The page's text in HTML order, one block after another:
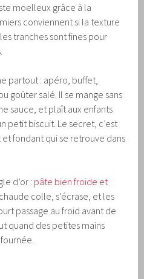
moelleux grâce à la
conviennent si la texture
tranches sont fines pour
partout : apéro, buffet,
goûter salé. Il se mange sans
sauce, et plaît aux enfants
petit biscuit. Le secret, c’est
fondant qui se retrouve dans
d’or : pâte bien froide et
colle, s’écrase, et les
passage au froid avant de
quand des petites mains